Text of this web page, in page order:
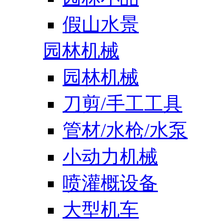
假山水景
园林机械
园林机械
刀剪/手工工具
管材/水枪/水泵
小动力机械
喷灌概设备
大型机车